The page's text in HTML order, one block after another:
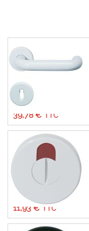
À partir de
39,78 €
33,15 €
À partir de
11,93 €
9,94 €